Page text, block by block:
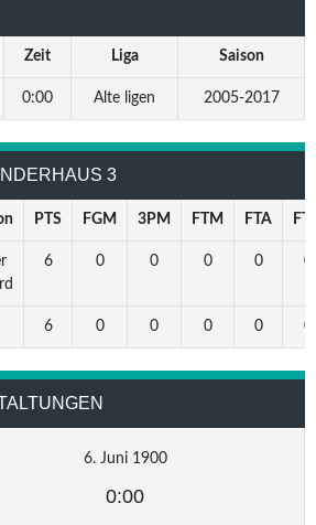
Zeit Liga Saison
0:00 Alte ligen 2005-2017
3
PTS FGM 3PM FTM FTA
6 0 0 0 0 0
6 0 0 0 0 0
6. Juni 1900
0:00